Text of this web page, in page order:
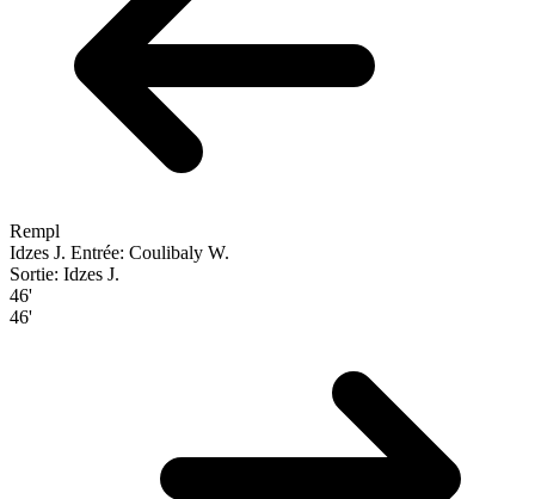
Rempl
Idzes J. Entrée: Coulibaly W.
Sortie: Idzes J.
46'
46'